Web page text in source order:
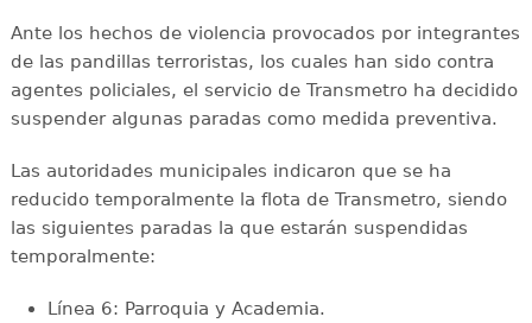
Ante los hechos de violencia provocados por integrantes
de las pandillas terroristas, los cuales han sido contra
agentes policiales, el servicio de Transmetro ha decidido
suspender algunas paradas como medida preventiva.
Las autoridades municipales indicaron que se ha
reducido temporalmente la flota de Transmetro, siendo
las siguientes paradas la que estarán suspendidas
temporalmente:
Línea 6: Parroquia y Academia.